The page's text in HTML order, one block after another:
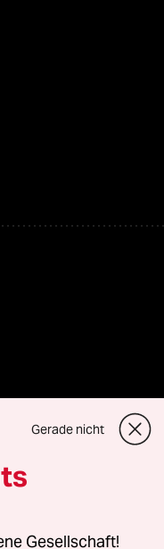
oder für Genehmigungen
Gerade nicht
Gesellschaft!